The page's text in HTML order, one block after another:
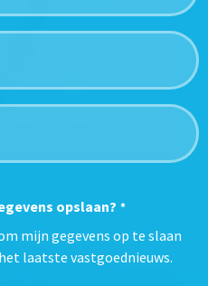
opslaan? *
mijn gegevens op te slaan
laatste vastgoednieuws.